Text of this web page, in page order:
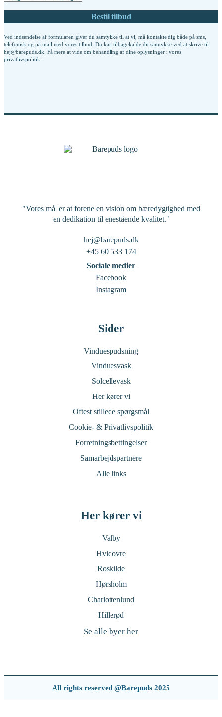
Ved indsendelse af formularen giver du samtykke til at vi, må kontakte dig både på sms,
telefonisk og på mail med vores tilbud. Du kan tilbagekalde dit samtykke ved at skrive til
hej@barepuds.dk. Få mere at vide om behandling af dine oplysninger i vores
privatlivspolitik
"Vores mål er at forene en vision om bæredygtighed med
en dedikation til enestående kvalitet."
hej@barepuds.dk
+45 60 533 174
Sociale medier
Facebook
Instagram
Sider
Vinduespudsning
Vinduesvask
Solcellevask
Her kører vi
Oftest stillede spørgsmål
Cookie- & Privatlivspolitik
Forretningsbettingelser
Samarbejdspartnere
Alle links
Her kører vi
Valby
Hvidovre
Roskilde
Hørsholm
Charlottenlund
Hillerød
Se alle byer her
All rights reserved @Barepuds 2025